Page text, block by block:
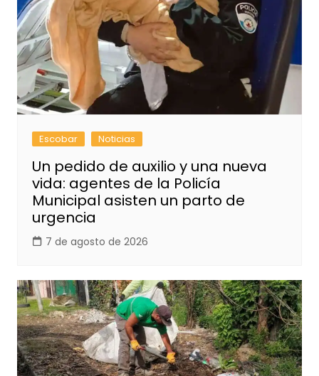
Escobar Noticias
Un pedido de auxilio y una nueva
vida: agentes de la Policía
Municipal asisten un parto de
urgencia
7 de agosto de 2026